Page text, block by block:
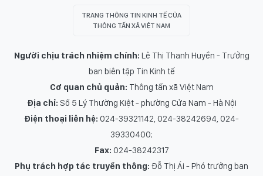
TRANG THÔNG TIN KINH TẾ CỦA
THÔNG TẤN XÃ VIỆT NAM
Người chịu trách nhiệm chính: Lê Thị Thanh Huyền - Trưởng
ban biên tập Tin Kinh tế
Cơ quan chủ quản: Thông tấn xã Việt Nam
Địa chỉ: Số 5 Lý Thường Kiệt - phường Cửa Nam - Hà Nội
Điện thoại liên hệ: 024-39321142, 024-38242694, 024-
39330400;
Fax: 024-38242317
Phụ trách hợp tác truyền thông: Đỗ Thị Ái - Phó trưởng ban